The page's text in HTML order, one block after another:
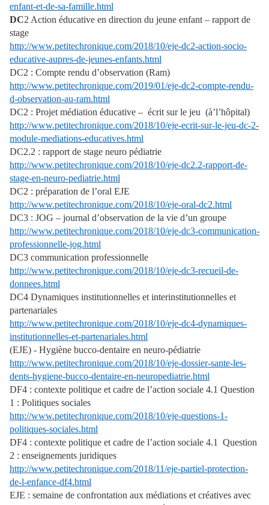
enfant-et-de-sa-famille.html
DC2 Action éducative en direction du jeune enfant – rapport de
stage
http://www.petitechronique.com/2018/10/eje-dc2-action-socio-
educative-aupres-de-jeunes-enfants.html
DC2 : Compte rendu d’observation (Ram)
http://www.petitechronique.com/2019/01/eje-dc2-compte-rendu-
d-observation-au-ram.html
DC2 : Projet médiation éducative – écrit sur le jeu (à’l’hôpital)
http://www.petitechronique.com/2018/10/eje-ecrit-sur-le-jeu-dc-2-
module-mediations-educatives.html
DC2.2 : rapport de stage neuro pédiatrie
http://www.petitechronique.com/2018/10/eje-dc2.2-rapport-de-
stage-en-neuro-pediatrie.html
DC2 : préparation de l’oral EJE
http://www.petitechronique.com/2018/10/eje-oral-dc2.html
DC3 : JOG – journal d’observation de la vie d’un groupe
http://www.petitechronique.com/2018/10/eje-dc3-communication-
professionnelle-jog.html
DC3 communication professionnelle
http://www.petitechronique.com/2018/10/eje-dc3-recueil-de-
donnees.html
DC4 Dynamiques institutionnelles et interinstitutionnelles et
partenariales
http://www.petitechronique.com/2018/10/eje-dc4-dynamiques-
institutionnelles-et-partenariales.html
(EJE) - Hygiène bucco-dentaire en neuro-pédiatrie
http://www.petitechronique.com/2018/10/eje-dossier-sante-les-
dents-hygiene-bucco-dentaire-en-neuropediatrie.html
DF4 : contexte politique et cadre de l’action sociale 4.1 Question
1 : Politiques sociales
http://www.petitechronique.com/2018/10/eje-questions-1-
politiques-sociales.html
DF4 : contexte politique et cadre de l’action sociale 4.1 Question
2 : enseignements juridiques
http://www.petitechronique.com/2018/11/eje-partiel-protection-
de-l-enfance-df4.html
EJE : semaine de confrontation aux médiations et créatives avec